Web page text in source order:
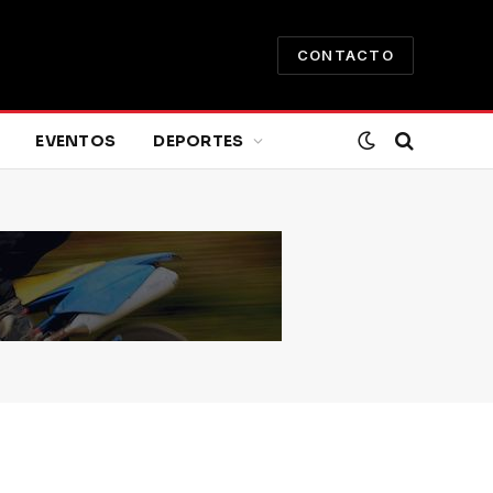
CONTACTO
EVENTOS DEPORTES